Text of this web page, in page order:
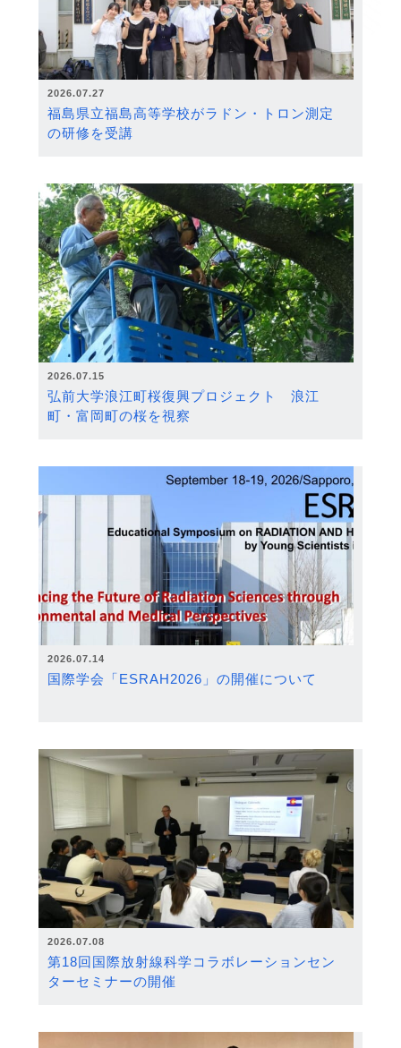
2026.07.27
福島県立福島高等学校がラドン・トロン測定
の研修を受講
2026.07.15
弘前大学浪江町桜復興プロジェクト 浪江
町・富岡町の桜を視察
2026.07.14
国際学会「ESRAH2026」の開催について
2026.07.08
第18回国際放射線科学コラボレーションセン
ターセミナーの開催